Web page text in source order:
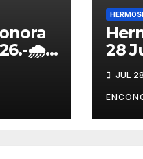
🌧️
28
por
JUL